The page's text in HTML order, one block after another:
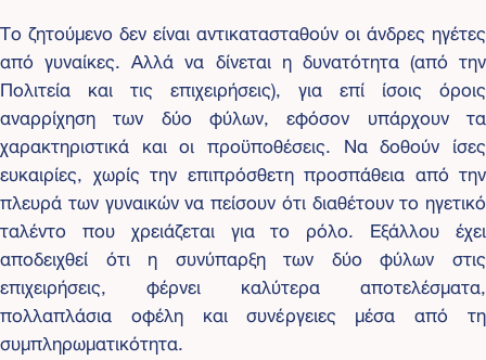
Το ζητούμενο δεν είναι αντικατασταθούν οι άνδρες ηγέτες
από γυναίκες. Αλλά να δίνεται η δυνατότητα (από την
Πολιτεία και τις επιχειρήσεις), για επί ίσοις όροις
αναρρίχηση των δύο φύλων, εφόσον υπάρχουν τα
χαρακτηριστικά και οι προϋποθέσεις. Να δοθούν ίσες
ευκαιρίες, χωρίς την επιπρόσθετη προσπάθεια από την
πλευρά των γυναικών να πείσουν ότι διαθέτουν το ηγετικό
ταλέντο που χρειάζεται για το ρόλο. Εξάλλου έχει
αποδειχθεί ότι η συνύπαρξη των δύο φύλων στις
επιχειρήσεις, φέρνει καλύτερα αποτελέσματα,
πολλαπλάσια οφέλη και συνέργειες μέσα από τη
συμπληρωματικότητα.